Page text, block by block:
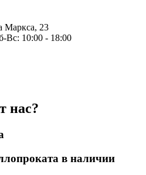
Маркса, 23
Вс: 10:00 - 18:00
нас?
в наличии